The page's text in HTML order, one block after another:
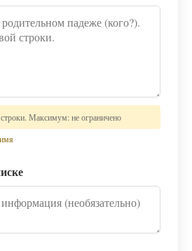
Максимум: не ограничено